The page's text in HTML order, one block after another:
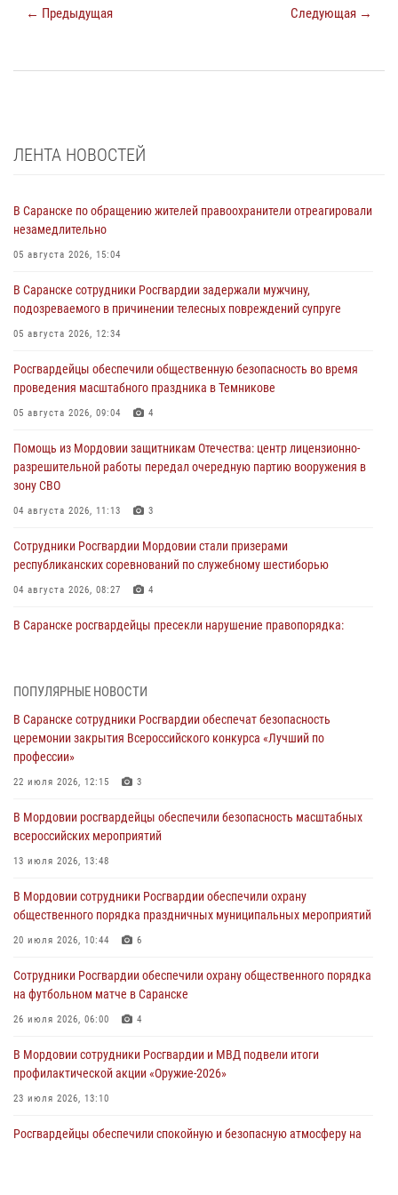
← Предыдущая Следующая →
ЛЕНТА НОВОСТЕЙ
В Саранске по обращению жителей правоохранители отреагировали
незамедлительно
05 августа 2026, 15:04
В Саранске сотрудники Росгвардии задержали мужчину,
подозреваемого в причинении телесных повреждений супруге
05 августа 2026, 12:34
Росгвардейцы обеспечили общественную безопасность во время
проведения масштабного праздника в Темникове
05 августа 2026, 09:04 4
Помощь из Мордовии защитникам Отечества: центр лицензионно-
разрешительной работы передал очередную партию вооружения в
зону СВО
04 августа 2026, 11:13 3
Сотрудники Росгвардии Мордовии стали призерами
республиканских соревнований по служебному шестиборью
04 августа 2026, 08:27 4
В Саранске росгвардейцы пресекли нарушение правопорядка:
нанесение побоев
03 августа 2026, 08:58
Сотрудники Росгвардии обеспечили безопасность празднования 98-
03 августа 2026, 08:32
В Мордовии отметили День ВДВ: нарушений правопорядка не
03 августа 2026, 07:40
В Мордовии подведены итоги работы подразделений лицензионно-
02 августа 2026, 06:31
ПОПУЛЯРНЫЕ НОВОСТИ
В Саранске сотрудники Росгвардии обеспечат безопасность
церемонии закрытия Всероссийского конкурса «Лучший по
профессии»
22 июля 2026, 12:15 3
В Мордовии росгвардейцы обеспечили безопасность масштабных
всероссийских мероприятий
13 июля 2026, 13:48
В Мордовии сотрудники Росгвардии обеспечили охрану
общественного порядка праздничных муниципальных мероприятий
20 июля 2026, 10:44 6
Сотрудники Росгвардии обеспечили охрану общественного порядка
на футбольном матче в Саранске
26 июля 2026, 06:00 4
В Мордовии сотрудники Росгвардии и МВД подвели итоги
профилактической акции «Оружие‑2026»
23 июля 2026, 13:10
Росгвардейцы обеспечили спокойную и безопасную атмосферу на